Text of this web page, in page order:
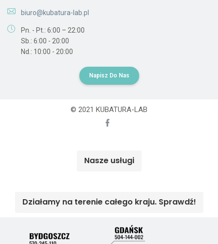
biuro@kubatura-lab.pl
Pn. - Pt.: 6:00 – 22:00
Sb.: 6:00 - 20:00
Nd.: 10:00 - 20:00
Napisz Do Nas
© 2021 KUBATURA-LAB
Nasze usługi
Działamy na terenie całego kraju. Sprawdź!